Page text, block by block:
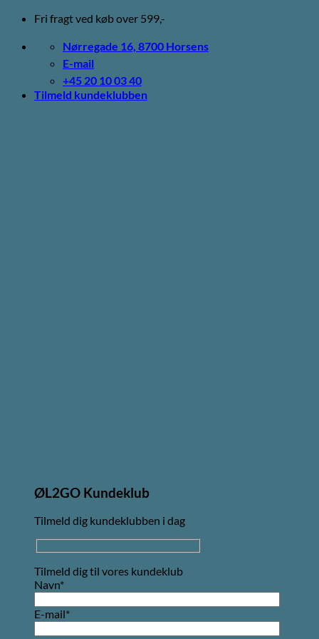
Fortsæt
indhold
Fri fragt ved køb over 599,-
Nørregade 16, 8700 Horsens
E-mail
+45 20 10 03 40
Tilmeld kundeklubben
ØL2GO Kundeklub
Tilmeld dig kundeklubben i dag
Tilmeld dig til vores kundeklub
Navn*
E-mail*